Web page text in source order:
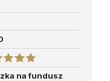
na fundusz